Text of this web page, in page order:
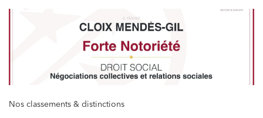
Nos classements & distinctions
J'ai lu et j'accepte lapolitique de confidentialité